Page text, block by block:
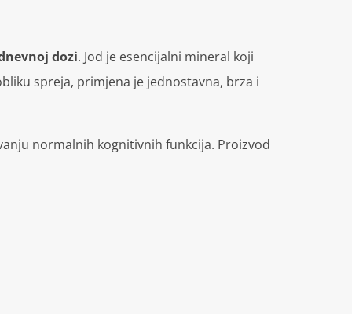
dozi. Jod je esencijalni mineral koji
spreja, primjena je jednostavna, brza i
normalnih kognitivnih funkcija. Proizvod